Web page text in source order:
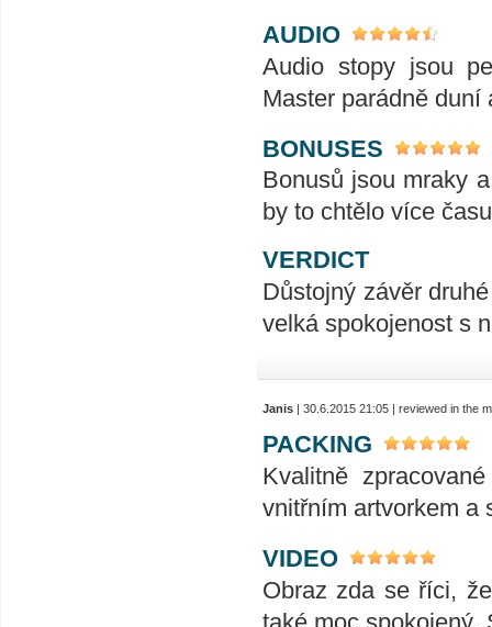
AUDIO
Audio stopy jsou
Master parádně duní
BONUSES
Bonusů jsou mraky
by to chtělo více
VERDICT
Důstojný závěr
velká spokojenost s
Janis | 30.6.2015 21:05 | reviewed in the
PACKING
Kvalitně
vnitřním artvorkem a
VIDEO
Obraz zda se říci,